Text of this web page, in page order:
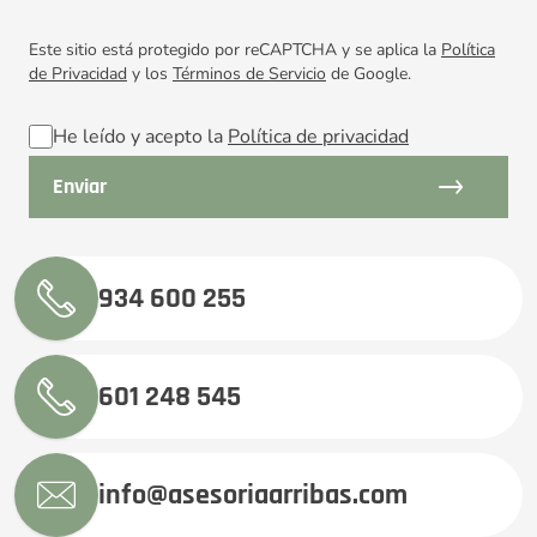
Este sitio está protegido por reCAPTCHA y se aplica la Política
de Privacidad y los Términos de Servicio de Google.
He leído y acepto la Política de privacidad
934 600 255
601 248 545
info@asesoriaarribas.com